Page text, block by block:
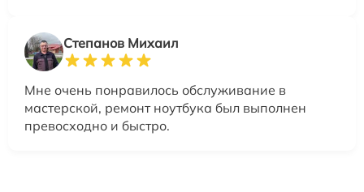
Степанов Михаил
Мне очень понравилось обслуживание в
мастерской, ремонт ноутбука был выполнен
превосходно и быстро.